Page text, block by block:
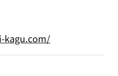
kagu.com/